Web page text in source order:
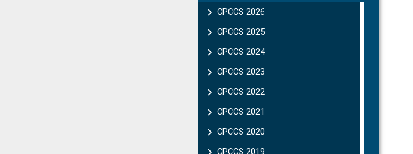
Sidebar
CPCCS 2026
CPCCS 2025
CPCCS 2024
CPCCS 2023
CPCCS 2022
CPCCS 2021
CPCCS 2020
CPCCS 2019 .